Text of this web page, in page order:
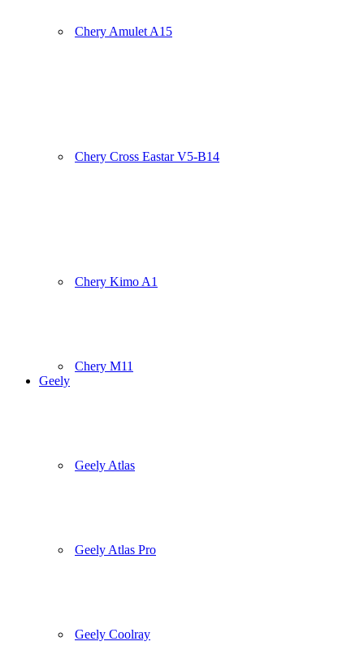
Chery Amulet A15
Chery Cross Eastar V5-B14
Chery Kimo A1
Chery M11
Geely
Geely Atlas
Geely Atlas Pro
Geely Coolray